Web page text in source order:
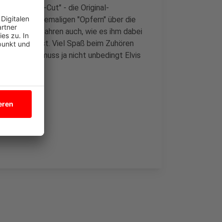
"Directors-Cut" - die Original-
und ehemaligen "Opfern" über die
Wir erfahren auch, wie es ihm dabei
ist. Viel Spaß beim Zuhören
Es muss ja nicht unbedingt Elvis